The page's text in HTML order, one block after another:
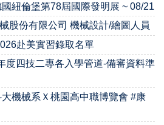
國紐倫堡第78屆國際發明展 ~ 08/21
股份有限公司 機械設計/繪圖人員
赴美實習錄取名單
度四技二專各入學管道-備審資料準
大機械系Ｘ桃園高中職博覽會 #康